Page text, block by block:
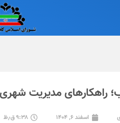
راهکارهای مدیریت
اسفند ۶, ۱۴۰۴ ۹:۳۸ ق٫ظ